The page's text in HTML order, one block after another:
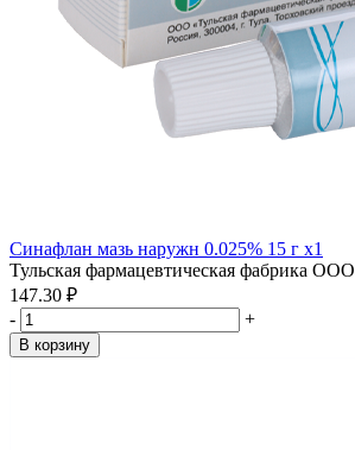
Синафлан мазь наружн 0.025% 15 г x1
Тульская фармацевтическая фабрика ООО
147.30 ₽
-
+
В корзину